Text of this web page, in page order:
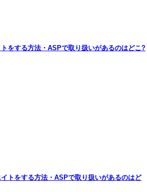
をする方法・ASPで取り扱いがあるのはどこ?
トをする方法・ASPで取り扱いがあるのはど